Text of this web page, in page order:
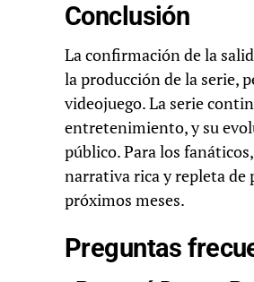
Conclusión
La confirmación de la
la producción de la serie,
videojuego. La serie
entretenimiento, y su
público. Para los
narrativa rica y repleta de
próximos meses.
Preguntas